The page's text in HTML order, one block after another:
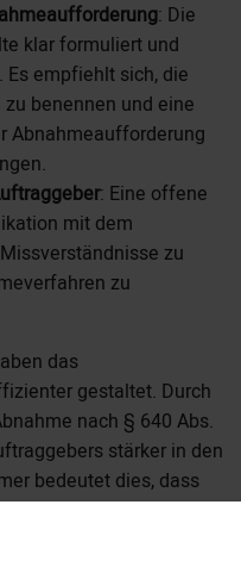
: Die
klar formuliert und
empfiehlt sich, die
benennen und eine
Abnahmeaufforderung
: Eine offene
mit dem
zu
zu
das
gestaltet. Durch
nach § 640 Abs.
stärker in den
bedeutet dies, dass
und eine klare